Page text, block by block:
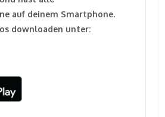
auf deinem Smartphone.
downloaden unter: